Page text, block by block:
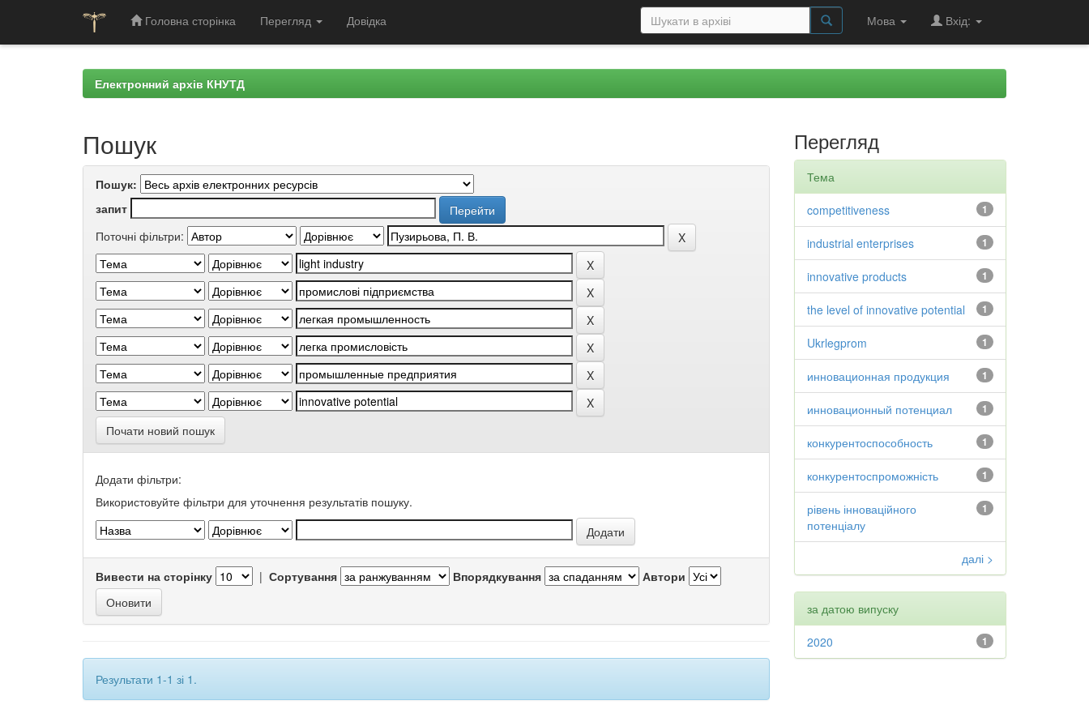
Головна сторінка Перегляд Довідка Мова Вхід:
Електронний архів КНУТД
Пошук
Пошук:
запит
Поточні фільтри:
Почати новий пошук
Додати фільтри:
Використовуйте фільтри для уточнення результатів пошуку.
Вивести на сторінку | Сортування Впорядкування Автори
Результати 1-1 зі 1.
Перегляд
Тема
1
competitiveness
1
industrial enterprises
1
innovative products
1
the level of innovative potential
1
Ukrlegprom
1
инновационная продукция
1
инновационный потенциал
1
конкурентоспособность
1
конкурентоспроможність
1
рівень інноваційного
потенціалу
далі >
за датою випуску
1
2020